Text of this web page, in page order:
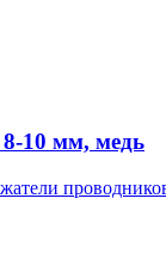
10 мм, медь